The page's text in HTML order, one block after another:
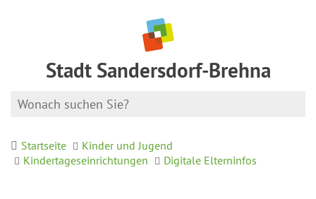
Stadt Sandersdorf-Brehna
Startseite
Kinder und Jugend
Kindertageseinrichtungen
Digitale Elterninfos